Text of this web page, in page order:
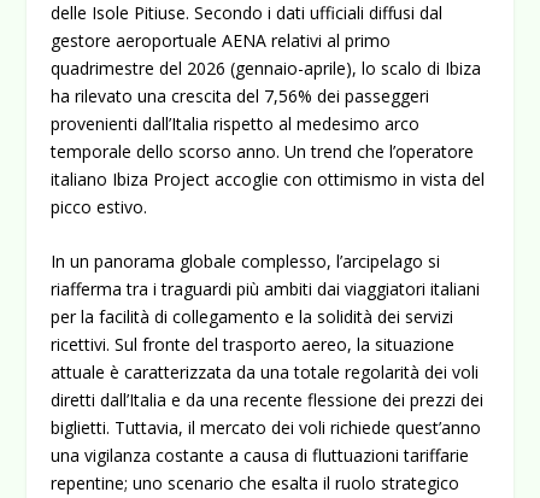
delle Isole Pitiuse. Secondo i dati ufficiali diffusi dal
gestore aeroportuale AENA relativi al primo
quadrimestre del 2026 (gennaio-aprile), lo scalo di Ibiza
ha rilevato una crescita del 7,56% dei passeggeri
provenienti dall’Italia rispetto al medesimo arco
temporale dello scorso anno. Un trend che l’operatore
italiano Ibiza Project accoglie con ottimismo in vista del
picco estivo.
In un panorama globale complesso, l’arcipelago si
riafferma tra i traguardi più ambiti dai viaggiatori italiani
per la facilità di collegamento e la solidità dei servizi
ricettivi. Sul fronte del trasporto aereo, la situazione
attuale è caratterizzata da una totale regolarità dei voli
diretti dall’Italia e da una recente flessione dei prezzi dei
biglietti. Tuttavia, il mercato dei voli richiede quest’anno
una vigilanza costante a causa di fluttuazioni tariffarie
repentine; uno scenario che esalta il ruolo strategico